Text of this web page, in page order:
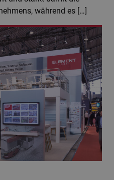
während es […]